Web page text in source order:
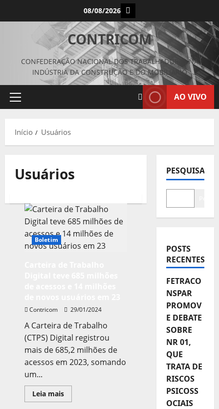
08/08/2026 Instagram
CONTRICOM
CONFEDERAÇÃO NACIONAL DOS TRABALHADORES NA
INDÚSTRIA DA CONSTRUÇÃO E DO MOBILIÁRIO
Menu
AO VIVO
Início Usuários
Usuários
Boletim
Contricom 29/01/2024
A Carteira de Trabalho
(CTPS) Digital registrou
mais de 685,2 milhões de
acessos em 2023, somando
um...
Leia maisLeia
mais
PESQUISAR
POSTS
RECENTES
FETRACO
NSPAR
PROMOV
E DEBATE
SOBRE
NR 01,
QUE
TRATA DE
RISCOS
PSICOSS
OCIAIS